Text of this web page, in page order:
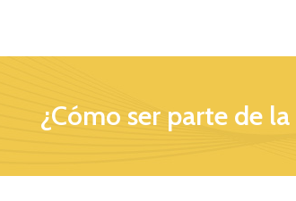
¿Cómo ser parte de